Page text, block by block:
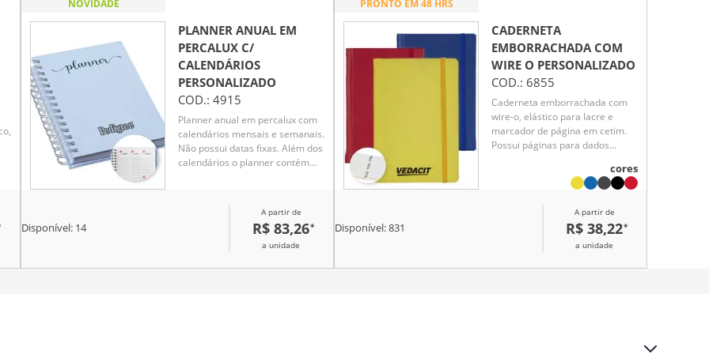
NOVIDADE
PLANNER ANUAL EM
PERCALUX C/
CALENDÁRIOS
PERSONALIZADO
COD.: 4915
Planner anual em percalux com
calendários mensais e semanais.
Não possui datas fixas. Além dos
calendários o planner contém
anuais, planejamento anual,
livros para ler, filmes para ver,
minhas séries, controle
Disponível: 14
A partir de
R$ 83,26*
a unidade
PRONTO EM 48 HRS
CADERNETA
EMBORRACHADA COM
WIRE O PERSONALIZADO
COD.: 6855
Caderneta emborrachada com
wire-o, elástico para lacre e
marcador de página em cetim.
Possui páginas para dados
2026, página de contatos e
aproximadamente 100 páginas
cores
Disponível:831
A partir de
R$ 38,22*
a unidade